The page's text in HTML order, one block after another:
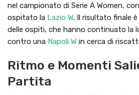
nel campionato di Serie A Women,
ospitato la Lazio W. Il risultato finale
delle ospiti, che hanno continuato la
contro una Napoli W in cerca di
Ritmo e Momenti
Partita